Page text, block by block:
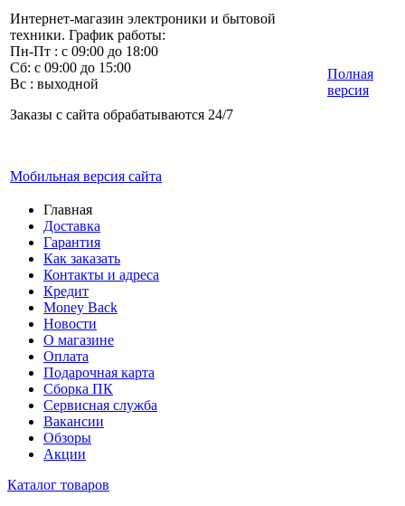
Интернет-магазин электроники и бытовой
техники. График работы:
Пн-Пт : с 09:00 до 18:00
Сб: с 09:00 до 15:00
Вс : выходной
Заказы с сайта обрабатываются 24/7
Мобильная версия сайта
Полная
версия
Главная
Доставка
Гарантия
Как заказать
Контакты и адреса
Кредит
Money Back
Новости
О магазине
Оплата
Подарочная карта
Сборка ПК
Сервисная служба
Вакансии
Обзоры
Акции
Каталог товаров